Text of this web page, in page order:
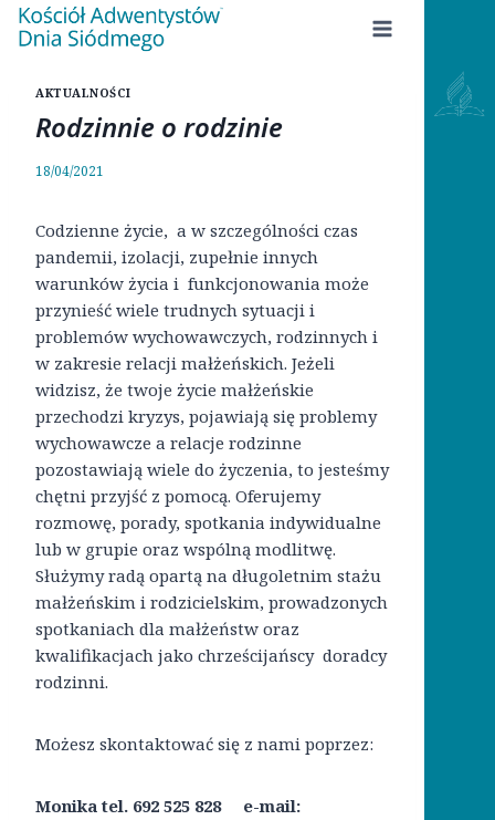
Przejdź
AKTUALNOŚCI
Rodzinnie o rodzinie
18/04/2021
Codzienne życie, a w szczególności czas
pandemii, izolacji, zupełnie innych
warunków życia i funkcjonowania może
przynieść wiele trudnych sytuacji i
problemów wychowawczych, rodzinnych i
w zakresie relacji małżeńskich. Jeżeli
widzisz, że twoje życie małżeńskie
przechodzi kryzys, pojawiają się problemy
wychowawcze a relacje rodzinne
pozostawiają wiele do życzenia, to jesteśmy
chętni przyjść z pomocą. Oferujemy
rozmowę, porady, spotkania indywidualne
lub w grupie oraz wspólną modlitwę.
Służymy radą opartą na długoletnim stażu
małżeńskim i rodzicielskim, prowadzonych
spotkaniach dla małżeństw oraz
kwalifikacjach jako chrześcijańscy doradcy
rodzinni.
Możesz skontaktować się z nami poprzez:
Monika tel. 692 525 828 e-mail: